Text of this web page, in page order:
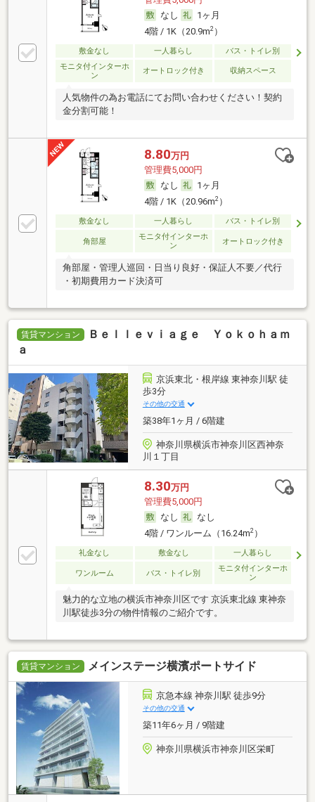
なし
1ヶ月
4階 / 1K（20.9m2）
敷金なし 一人暮らし
バス・トイレ別
モニタ付インターホ
ン
オートロック付き 収納スペース
人気物件の為お電話にてお問い合わせください！契約
金分割可能！
8.80万円
管理費5,000円
なし
1ヶ月
4階 / 1K（20.96m2）
敷金なし 一人暮らし バス・トイレ別
角部屋
モニタ付インターホ
ン
オートロック付き
角部屋・管理人巡回・日当り良好・保証人不要／代行
・初期費用カード決済可
賃貸マンション
Ｂｅｌｌｅｖｉａｇｅ Ｙｏｋｏｈａｍ
ａ
京浜東北・根岸線 東神奈川駅 徒
歩3分
その他の交通
築38年1ヶ月 / 6階建
神奈川県横浜市神奈川区西神奈
川１丁目
8.30万円
管理費5,000円
なし
なし
4階 / ワンルーム（16.24m2）
礼金なし 敷金なし 一人暮らし
ワンルーム バス・トイレ別
モニタ付インターホ
ン
魅力的な立地の横浜市神奈川区です 京浜東北線 東神奈
川駅徒歩3分の物件情報のご紹介です。
賃貸マンション メインステージ横濱ポートサイド
京急本線 神奈川駅 徒歩9分
その他の交通
築11年6ヶ月 / 9階建
神奈川県横浜市神奈川区栄町